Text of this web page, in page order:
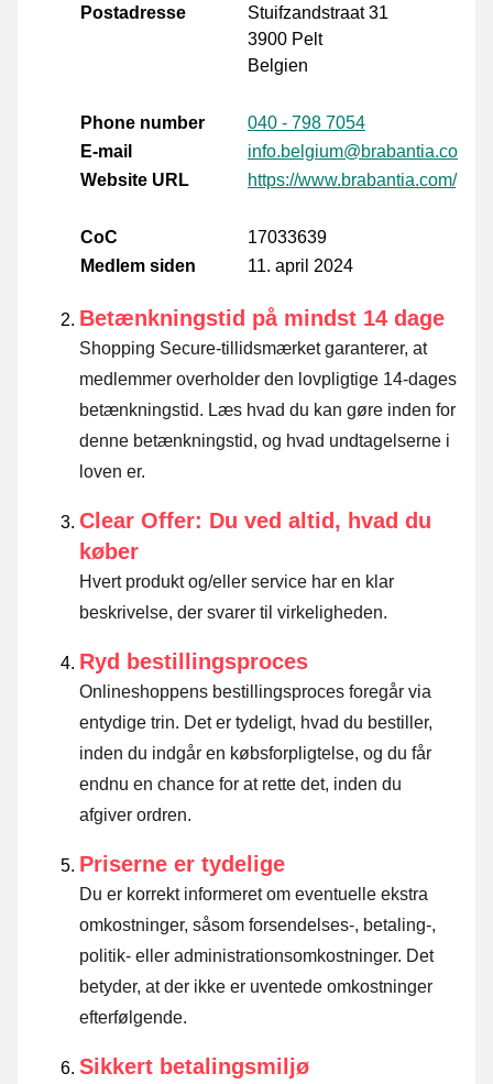
Postadresse
Stuifzandstraat 31
3900 Pelt
Belgien
Phone number
040 - 798 7054
E-mail
info.belgium@brabantia.com
Website URL
https://www.brabantia.com/pl
CoC
17033639
Medlem siden
11. april 2024
Betænkningstid på mindst 14 dage
Shopping Secure-tillidsmærket garanterer, at
medlemmer overholder den lovpligtige 14-dages
betænkningstid. Læs hvad du kan gøre inden for
denne betænkningstid, og hvad undtagelserne i
loven er.
Clear Offer: Du ved altid, hvad du
køber
Hvert produkt og/eller service har en klar
beskrivelse, der svarer til virkeligheden.
Ryd bestillingsproces
Onlineshoppens bestillingsproces foregår via
entydige trin. Det er tydeligt, hvad du bestiller,
inden du indgår en købsforpligtelse, og du får
endnu en chance for at rette det, inden du
afgiver ordren.
Priserne er tydelige
Du er korrekt informeret om eventuelle ekstra
omkostninger, såsom forsendelses-, betaling-,
politik- eller administrationsomkostninger. Det
betyder, at der ikke er uventede omkostninger
efterfølgende.
Sikkert betalingsmiljø